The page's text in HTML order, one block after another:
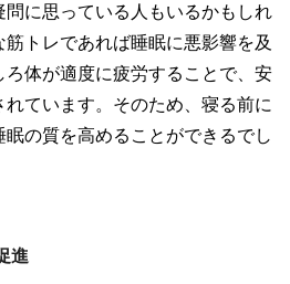
問に思っている人もいるかもしれ
トレであれば睡眠に悪影響を及
体が適度に疲労することで、安
ています。そのため、寝る前に
の質を高めることができるでし
進